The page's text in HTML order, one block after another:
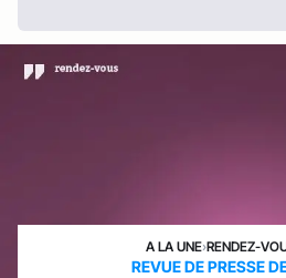
A LA UNE›RENDEZ-
REVUE DE PRESSE